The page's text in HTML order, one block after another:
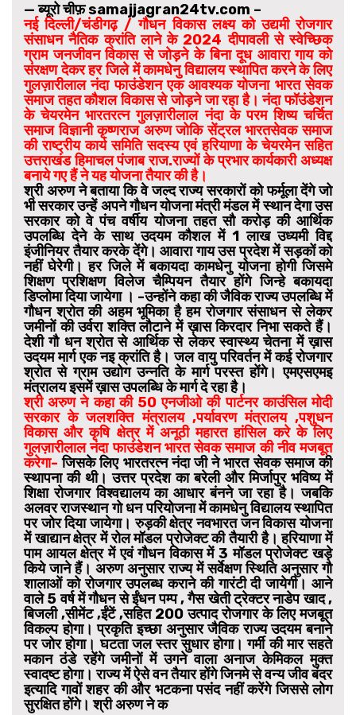
— ब्यूरो चीफ़ samajjagran24tv.com –
नई दिल्ली/चंडीगढ़ / गौधन विकास लक्ष्य को उद्यमी रोजगार
संसाधन नैतिक क्रांति लाने के 2024 दीपावली से स्वेच्छिक
ग्राम जनजीवन विकास से जोड़ने के बिना दूध आवारा गाय को
संरक्षण देकर हर जिले में कामधेनु विद्यालय स्थापित करने के लिए
गुलज़ारीलाल नंदा फाउंडेशन एक आवश्यक योजना भारत सेवक
समाज तहत कौशल विकास से जोड़ने जा रहा है। नंदा फॉउंडेशन
के चेयरमेन भारतरत्न गुलज़ारीलाल नंदा के परम शिष्य चर्चित
समाज विज्ञानी कृष्णराज अरुण जोकि सेंट्रल भारतसेवक समाज
की राष्ट्रीय कार्य समिति सदस्य एवं हरियाणा के चेयरमेन सहित
उत्तराखंड हिमाचल पंजाब राज.राज्यों के प्रभार कार्यकारी अध्यक्ष
बनाये गए हैं ने यह योजना तैयार की है।
श्री अरुण ने बताया कि वे जल्द राज्य सरकारों को फर्मूला देंगे जो
भी सरकार उन्हें अपने गौधन योजना मंत्री मंडल में स्थान देगा उस
सरकार को वे पंच वर्षीय योजना तहत सौ करोड़ की आर्थिक
उपलब्धि देने के साथ उदयम कौशल में 1 लाख उध्यमी विद्द
इंजीनियर तैयार करके देंगे। आवारा गाय उस प्रदेश में सड़कों को
नहीं घेरेगी। हर जिले में बकायदा कामधेनु योजना होगी जिसमे
शिक्षण प्रशिक्षण विलेज चैम्पियन तैयार होंगे जिन्हे बकायदा
डिप्लोमा दिया जायेगा । -उन्होंने कहा की जैविक राज्य उपलब्धि में
गौधन श्रोत की अहम भूमिका है हम रोजगार संसाधन से लेकर
जमीनों की उर्वरा शक्ति लौटाने में ख़ास किरदार निभा सकते हैं।
देशी गौ धन श्रोत से आर्थिक से लेकर स्वास्थ्य चेतना में ख़ास
उदयम मार्ग एक नइ क्रांति है। जल वायु परिवर्तन में कई रोजगार
श्रोत से ग्राम उद्योग उन्नति के मार्ग परस्त होंगे। एमएसएमइ
मंत्रालय इसमें ख़ास उपलब्धि के मार्ग दे रहा है।
श्री अरुण ने कहा की 50 एनजीओ की पार्टनर काउंसिल मोदी
सरकार के जलशक्ति मंत्रालय ,पर्यावरण मंत्रालय ,पशुधन
विकास और कृषि क्षेत्र में अनूठी महारत हांसिल करे के लिए
गुलज़ारीलाल नंदा फाउंडेशन भारत सेवक समाज की नीव मजबूत
करेगा- जिसके लिए भारतरत्न नंदा जी ने भारत सेवक समाज की
स्थापना की थी। उत्तर प्रदेश का बरेली और मिर्जापुर भविष्य में
शिक्षा रोजगार विश्वद्यालय का आधार बंनने जा रहा है। जबकि
अलवर राजस्थान गो धन परियोजना में कामधेनु विद्यालय स्थापित
पर जोर दिया जायेगा। रुड़की क्षेत्र नवभारत जन विकास योजना
में खाद्यान क्षेत्र में रोल मॉडल प्रोजेक्ट की तैयारी है। हरियाणा में
पाम आयल क्षेत्र में एवं गौधन विकास में 3 मॉडल प्रोजेक्ट खड़े
किये जाने हैं। अरुण अनुसार राज्य में सर्वेक्षण स्थिति अनुसार गौ
शालाओं को रोजगार उपलब्ध कराने की गारंटी दी जायेगी। आने
वाले 5 वर्ष में गौधन से ईंधन पम्प , गैस खेती ट्रेक्टर नाडेप खाद ,
बिजली ,सीमेंट ,ईंटें ,सहित 200 उत्पाद रोजगार के लिए मजबूत
विकल्प होगा। प्रकृति इच्छा अनुसार जैविक राज्य उदयम बनाने
पर जोर होगा। घटता जल स्तर सुधार होगा। गर्मी की मार सहते
मकान ठंडे रहेंगे जमीनों में उगने वाला अनाज केमिकल मुक्त
स्वादष्ट होगा। राज्य में ऐसे वन तैयार होंगे जिनमे से वन्य जीव बंदर
इत्यादि गावों शहर की और भटकना पसंद नहीं करेंगे जिससे लोग
सुरक्षित होंगे।श्री अरुण ने क